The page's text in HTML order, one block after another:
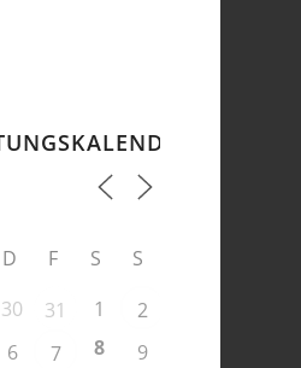
D F S
S
30 31 1
2
6 7 8
9